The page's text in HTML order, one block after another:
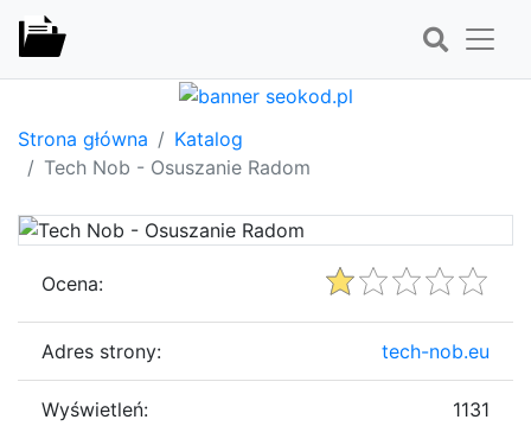
Strona główna
Katalog
Tech Nob - Osuszanie Radom
Ocena:
Adres strony: tech-nob.eu
Wyświetleń: 1131